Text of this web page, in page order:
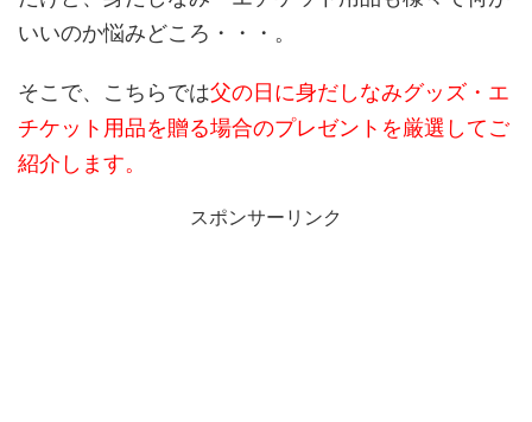
いいのか悩みどころ・・・。
そこで、こちらでは父の日に身だしなみグッズ・エ
チケット用品を贈る場合のプレゼントを厳選してご
紹介します。
スポンサーリンク